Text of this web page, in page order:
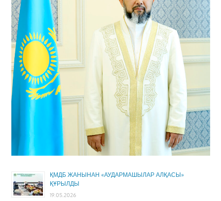
ҚМДБ ЖАНЫНАН «АУДАРМАШЫЛАР АЛҚАСЫ»
ҚҰРЫЛДЫ
19.05.2026